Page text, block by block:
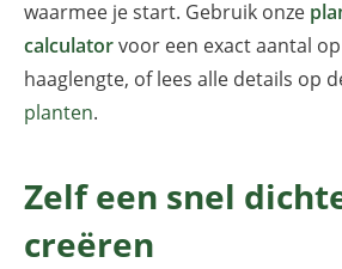
waarmee je start. Gebruik onze
calculatorvoor een exact aantal
haaglengte, of lees alle details op
planten.
Zelf een snel
creëren